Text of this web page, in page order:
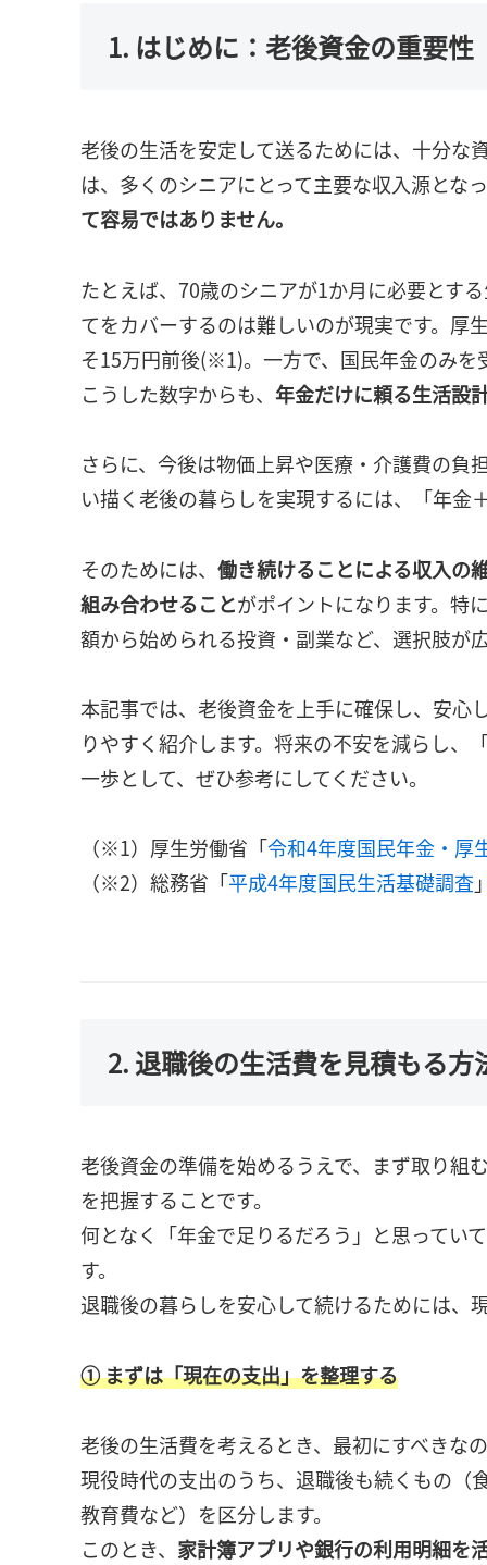
1. はじめに：老後資金の重要性
老後の生活を安定して送るためには、十分な
は、多くのシニアにとって主要な収入源とな
て容易ではありません。
たとえば、70歳のシニアが1か月に必要とす
てをカバーするのは難しいのが現実です。厚
そ15万円前後(※1)。一方で、国民年金のみ
こうした数字からも、 年金だけに頼る生活設
さらに、今後は物価上昇や医療・介護費の負
い描く老後の暮らしを実現するには、「年金
そのためには、 働き続けることによる収入の
組み合わせることがポイントになります。特
額から始められる投資・副業など、選択肢が
本記事では、老後資金を上手に確保し、安心
りやすく紹介します。将来の不安を減らし、
一歩として、ぜひ参考にしてください。
（※1）厚生労働省「令和4年度国民年金・厚
（※2）総務省「平成4年度国民生活基礎調査
2. 退職後の生活費を見積もる方
老後資金の準備を始めるうえで、まず取り組
を把握することです。
何となく「年金で足りるだろう」と思ってい
す。
退職後の暮らしを安心して続けるためには、
① まずは「現在の支出」を整理する
老後の生活費を考えるとき、最初にすべきな
現役時代の支出のうち、退職後も続くもの（
教育費など）を区分します。
このとき、 家計簿アプリや銀行の利用明細を